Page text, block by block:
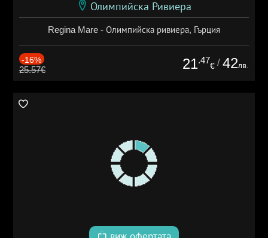
Олимпийска Ривиера
Regina Mare - Олимпийска ривиера, Гърция
-16%
25.57€ 21.47
€ / 42лв.